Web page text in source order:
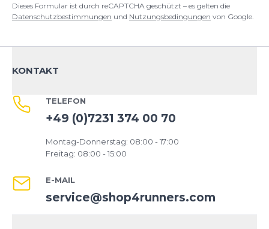
Dieses Formular ist durch reCAPTCHA geschützt – es gelten die
Datenschutzbestimmungen und Nutzungsbedingungen von Google.
KONTAKT
TELEFON
+49 (0)7231 374 00 70
Montag-Donnerstag: 08:00 - 17:00
Freitag: 08:00 - 15:00
E-MAIL
service@shop4runners.com